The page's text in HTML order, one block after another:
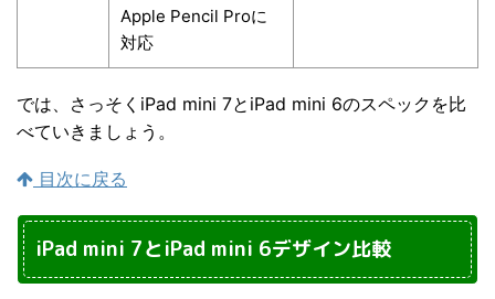
Apple Pencil Proに
対応
では、さっそくiPad mini 7とiPad mini 6のスペックを比
べていきましょう。
目次に戻る
iPad mini 7とiPad mini 6デザイン比較